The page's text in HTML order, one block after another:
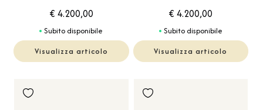
€ 4.200,00
Subito disponibile
Visualizza articolo
€ 4.200,00
Subito disponibile
Visualizza articolo